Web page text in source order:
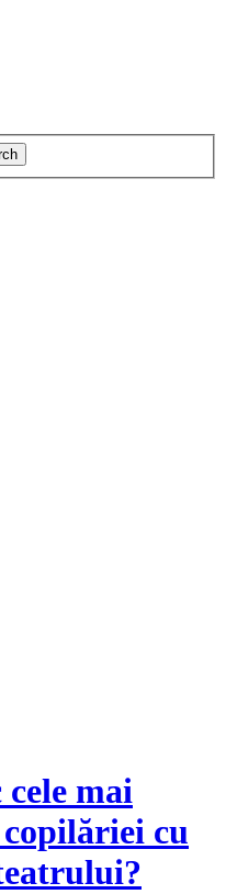
cele mai
cu